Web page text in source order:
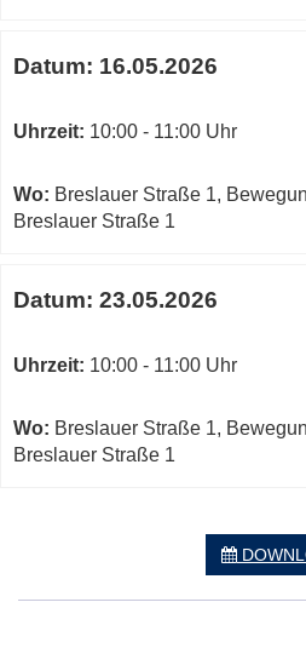
Datum: 16.05.2026
Uhrzeit: 10:00 - 11:00 Uhr
Wo: Breslauer Straße 1,
Breslauer Straße 1
Datum: 23.05.2026
Uhrzeit: 10:00 - 11:00 Uhr
Wo: Breslauer Straße 1,
Breslauer Straße 1